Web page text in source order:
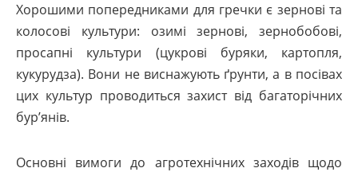
Хорошими попередниками для гречки є зернові та
колосові культури: озимі зернові, зернобобові,
просапні культури (цукрові буряки, картопля,
кукурудза). Вони не виснажують ґрунти, а в посівах
цих культур проводиться захист від багаторічних
бур’янів.
Основні вимоги до агротехнічних заходів щодо